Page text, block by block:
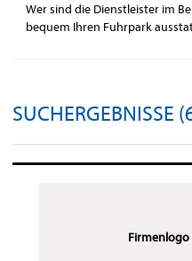
Wer sind die Dienstleister im
bequem Ihren Fuhrpark
SUCHERGEBNISSE
Firmenlogo